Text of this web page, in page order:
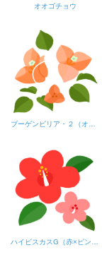
オオゴチョウ